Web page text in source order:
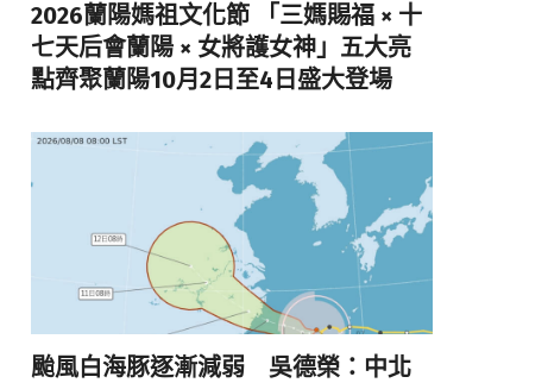
2026蘭陽媽祖文化節 「三媽賜福 × 十
七天后會蘭陽 × 女將護女神」五大亮
點齊聚蘭陽10月2日至4日盛大登場
颱風白海豚逐漸減弱 吳德榮：中北